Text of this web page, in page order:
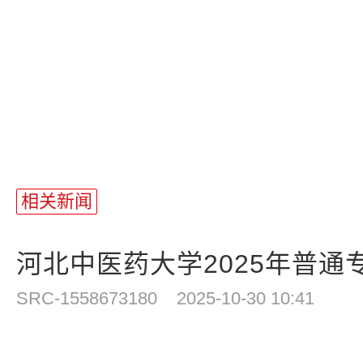
相关新闻
河北中医药大学2025年普通
SRC-1558673180 2025-10-30 10:41